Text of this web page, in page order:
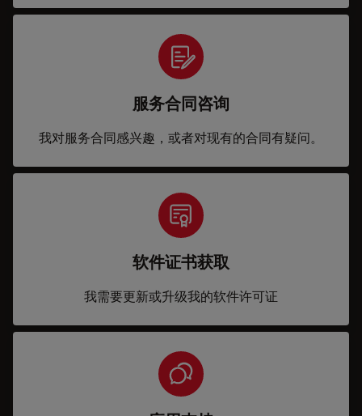
服务合同咨询
我对服务合同感兴趣，或者对现有的合同有疑问。
软件证书获取
我需要更新或升级我的软件许可证